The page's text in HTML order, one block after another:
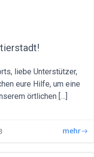
liebe Unterstützer,
eure Hilfe, um eine
örtlichen […]
mehr